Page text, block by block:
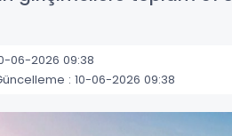
06-2026 09:38
: 10-06-2026 09:38